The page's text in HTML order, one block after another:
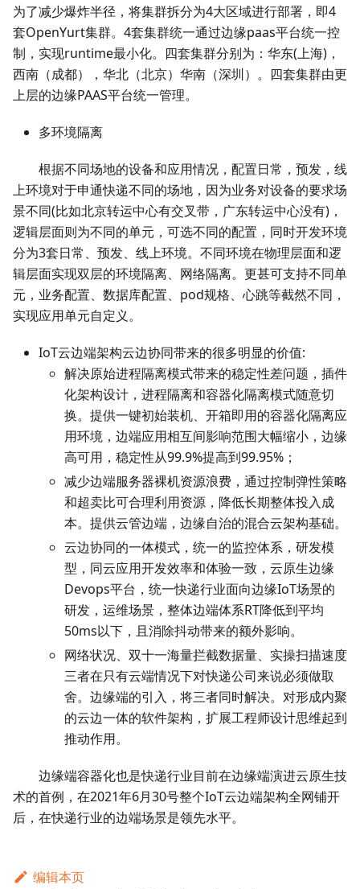
为了减少爆炸半径，将集群拆分为4大区域进行部署，即4
套OpenYurt集群。4套集群统一通过边缘paas平台统一控
制，实现runtime最小化。四套集群分别为：华东(上海)，
西南（成都），华北（北京）华南（深圳）。四套集群由更
上层的边缘PAAS平台统一管理。
多环境隔离
根据不同场地的设备和应用情况，配置日常，预发，线
上环境对于申通快递不同的场地，因为业务对设备的要求场
景不同(比如北京转运中心有交叉带，广东转运中心没有)，
逻辑层面则为不同的单元，可选不同的配置，同时开发环境
分为3套日常、预发、线上环境。不同环境在物理层面和逻
辑层面实现双层的环境隔离、网络隔离。更甚可支持不同单
元，业务配置、数据库配置、pod规格、心跳等截然不同，
实现应用单元自定义。
IoT云边端架构云边协同带来的很多明显的价值:
解决原始进程隔离模式带来的稳定性差问题，插件
化架构设计，进程隔离和容器化隔离模式随意切
换。提供一键初始装机、开箱即用的容器化隔离应
用环境，边端应用相互间影响范围大幅缩小，边缘
高可用，稳定性从99.9%提高到99.95%；
减少边端服务器裸机资源浪费，通过控制弹性策略
和超卖比可合理利用资源，降低长期整体投入成
本。提供云管边端，边缘自治的混合云架构基础。
云边协同的一体模式，统一的监控体系，研发模
型，同云应用开发效率和体验一致，云原生边缘
Devops平台，统一快递行业面向边缘IoT场景的
研发，运维场景，整体边端体系RT降低到平均
50ms以下，且消除抖动带来的额外影响。
网络状况、双十一海量拦截数据量、实操扫描速度
三者在只有云端情况下对快递公司来说必须做取
舍。边缘端的引入，将三者同时解决。对形成内聚
的云边一体的软件架构，扩展工程师设计思维起到
推动作用。
边缘端容器化也是快递行业目前在边缘端演进云原生技
术的首例，在2021年6月30号整个IoT云边端架构全网铺开
后，在快递行业的边端场景是领先水平。
编辑本页